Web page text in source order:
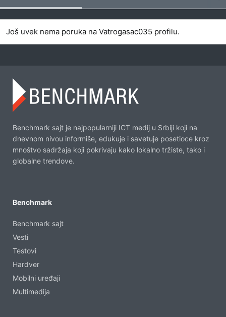
Još uvek nema poruka na Vatrogasac035 profilu.
Benchmark sajt je najpopularniji ICT medij u Srbiji koji na
dnevnom nivou informiše, edukuje i savetuje posetioce kroz
mnoštvo sadržaja koji pokrivaju kako lokalno tržiste, tako i
globalne trendove.
Benchmark
Benchmark sajt
Vesti
Testovi
Hardver
Mobilni uređaji
Multimedija